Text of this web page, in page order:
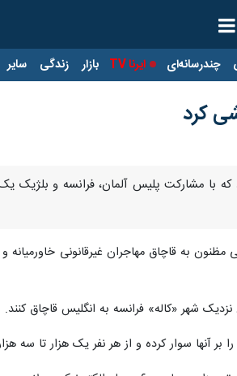
چندرسانه‌ای ایرنا TV بازار زندگی سایر
کرد
که با مشارکت پلیس آلمان، فرانسه و
به قاچاق مهاجران غیرقانونی خاورمیانه و
شهر «کاله» فرانسه به انگلیس قاچاق کنند.